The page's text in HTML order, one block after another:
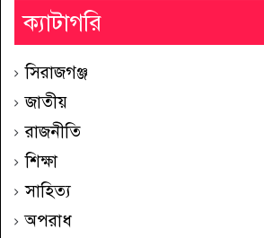
ক্যাটাগরি
সিরাজগঞ্জ
জাতীয়
রাজনীতি
শিক্ষা
সাহিত্য
অপরাধ